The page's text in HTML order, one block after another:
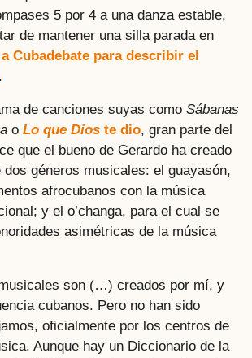
5 por 4 a una danza estable,
de mantener una silla parada en
Cubadebate para describir el
.
de canciones suyas como Sábanas
o Lo que Dios te dio, gran parte del
que el bueno de Gerardo ha creado
dos géneros musicales: el guayasón,
afrocubanos con la música
y el o’changa, para el cual se
asimétricas de la música
son (…) creados por mí, y
cubanos. Pero no han sido
oficialmente por los centros de
Aunque hay un Diccionario de la